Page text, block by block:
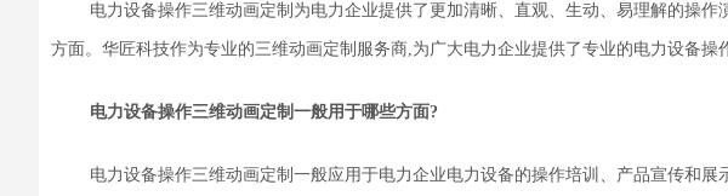
电力设备操作三维动画定制为电力企业提供了更加清晰、直观、生动、易理解的操
方面。华匠科技作为专业的三维动画定制 服务商,为广大电力企业提供了专业的电力设备操
电力设备操作三维动画定制一般用于哪些方面?
电力设备操作三维动画定制一般应用于电力企业电力设备的操作培训、产品宣传和展